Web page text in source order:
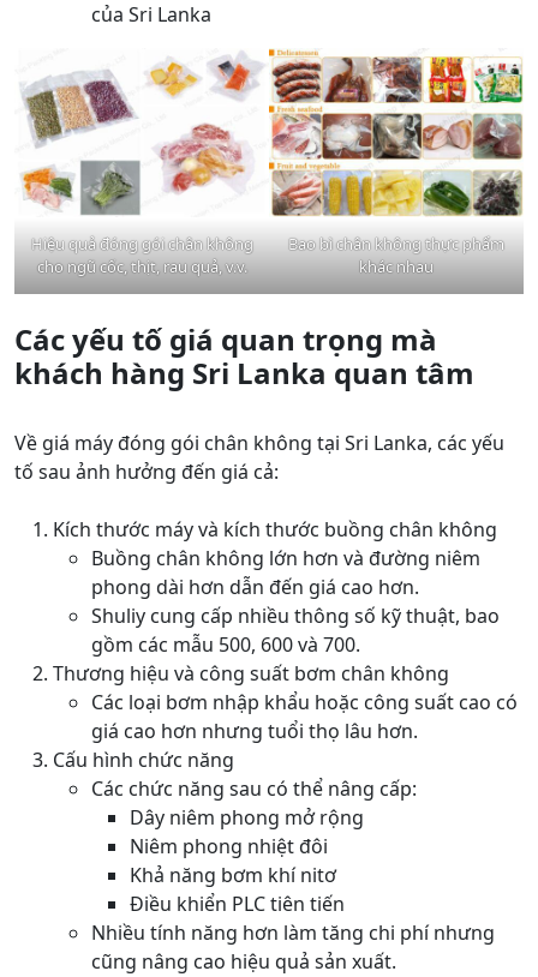
của Sri Lanka
Hiệu quả đóng gói chân không
cho ngũ cốc, thịt, rau quả, v.v.
Bao bì chân không thực phẩm
khác nhau
Các yếu tố giá quan trọng mà
khách hàng Sri Lanka quan tâm
Về giá máy đóng gói chân không tại Sri Lanka, các yếu
tố sau ảnh hưởng đến giá cả:
Kích thước máy và kích thước buồng chân không
Buồng chân không lớn hơn và đường niêm
phong dài hơn dẫn đến giá cao hơn.
Shuliy cung cấp nhiều thông số kỹ thuật, bao
gồm các mẫu 500, 600 và 700.
Thương hiệu và công suất bơm chân không
Các loại bơm nhập khẩu hoặc công suất cao có
giá cao hơn nhưng tuổi thọ lâu hơn.
Cấu hình chức năng
Các chức năng sau có thể nâng cấp:
Dây niêm phong mở rộng
Niêm phong nhiệt đôi
Khả năng bơm khí nitơ
Điều khiển PLC tiên tiến
Nhiều tính năng hơn làm tăng chi phí nhưng
cũng nâng cao hiệu quả sản xuất.